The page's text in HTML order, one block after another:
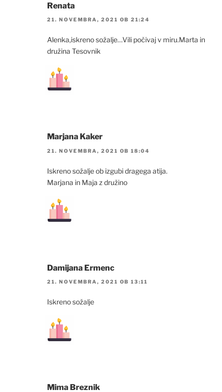
Renata
21. NOVEMBRA, 2021 OB 21:24
Alenka,iskreno sožalje…Vili počivaj v miru.Marta in
družina Tesovnik
Marjana Kaker
21. NOVEMBRA, 2021 OB 18:04
Iskreno sožalje ob izgubi dragega atija.
Marjana in Maja z družino
Damijana Ermenc
21. NOVEMBRA, 2021 OB 13:11
Iskreno sožalje
Mima Breznik